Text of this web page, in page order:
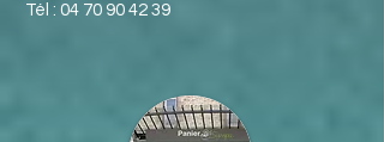
Tél : 04 70 90 42 39